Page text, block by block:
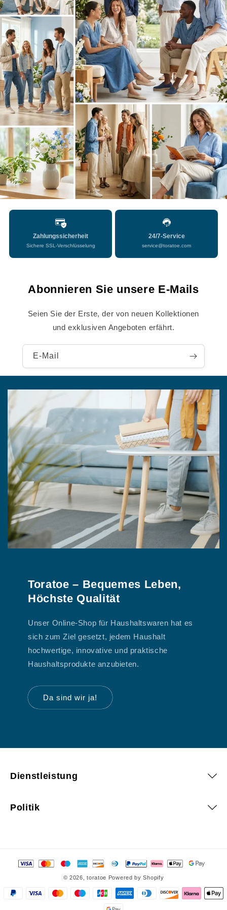
24/7-Service
service@toratoe.com
Qualität
Qualitätssicherung
Abonnieren Sie unsere E-Mails
Seien Sie der Erste, der von neuen Kollektionen
und exklusiven Angeboten erfährt.
E-Mail
Toratoe – Bequemes Leben,
Höchste Qualität
Unser Online-Shop für Haushaltswaren hat es
sich zum Ziel gesetzt, jedem Haushalt
hochwertige, innovative und praktische
Haushaltsprodukte anzubieten.
Da sind wir ja!
Dienstleistung
Politik
Zahlungsmethoden
© 2026,toratoe Powered by Shopify